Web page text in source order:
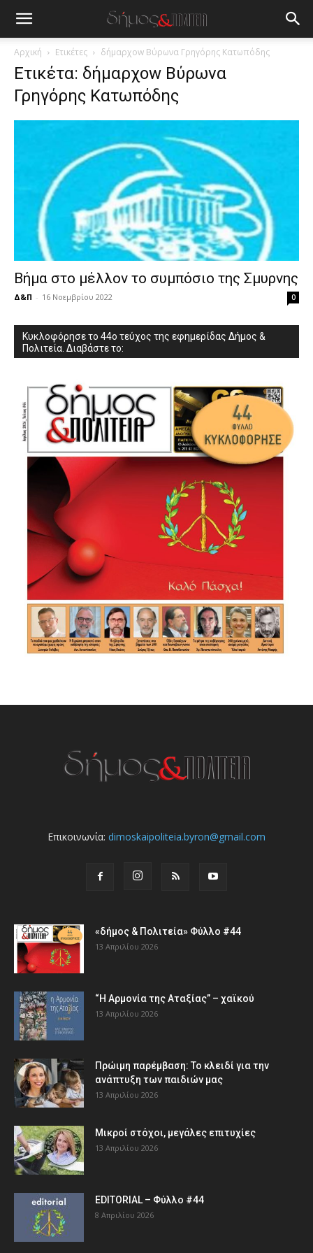
lesbians
very
hot
cam
show. desi
pornhun
Αρχική Ετικέτες δήμαρχοw Βύρωνα Γρηγόρης Κατωπόδης
Ετικέτα: δήμαρχοw Βύρωνα
Γρηγόρης Κατωπόδης
Βήμα στο μέλλον το συμπόσιο της Σμυρνης
Δ&Π - 16 Νοεμβρίου 2022 0
Κυκλοφόρησε το 44ο τεύχος της εφημερίδας Δήμος &
Πολιτεία. Διαβάστε το:
Επικοινωνία: dimoskaipoliteia.byron@gmail.com
«δήμος & Πολιτεία» Φύλλο #44
13 Απριλίου 2026
“Η Αρμονία της Αταξίας” – χαϊκού
13 Απριλίου 2026
Πρώιμη παρέμβαση: Το κλειδί για την
ανάπτυξη των παιδιών µας
13 Απριλίου 2026
Μικροί στόχοι, μεγάλες επιτυχίες
13 Απριλίου 2026
EDITORIAL – Φύλλο #44
8 Απριλίου 2026